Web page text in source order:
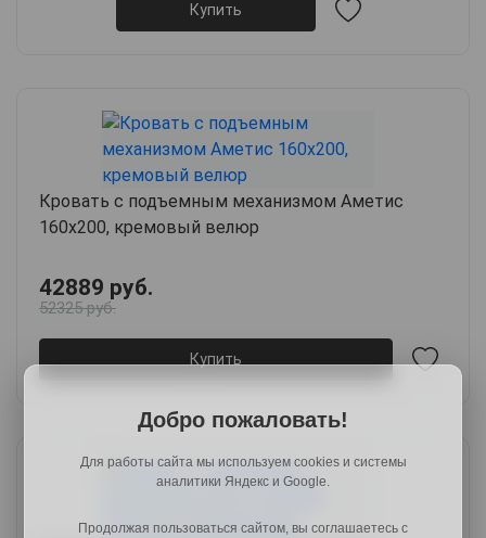
Купить
Кровать с подъемным механизмом Аметис
160х200, кремовый велюр
42889 руб.
52325 руб.
Купить
Добро пожаловать!
Для работы сайта мы используем cookies и системы
аналитики Яндекс и Google.
Продолжая пользоваться сайтом, вы соглашаетесь с